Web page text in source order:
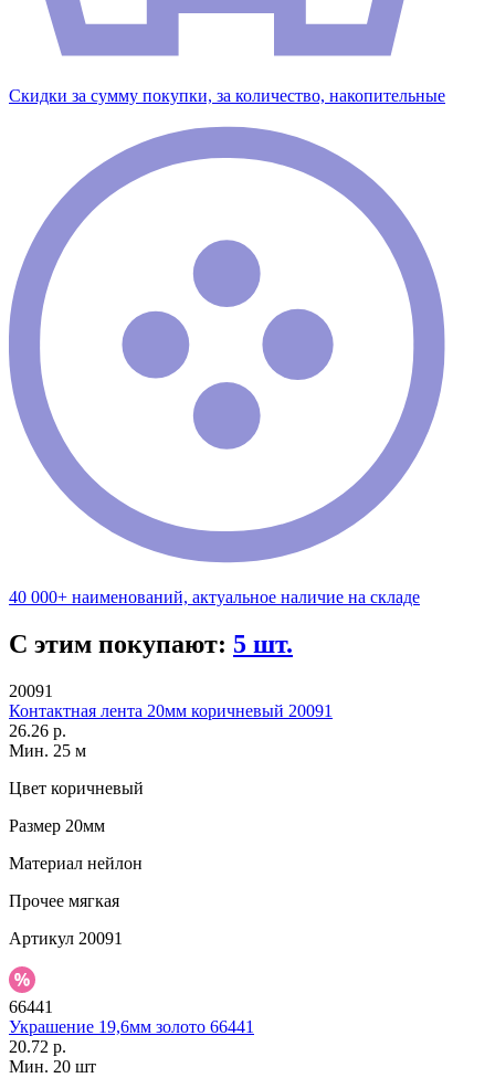
Скидки за сумму покупки, за количество, накопительные
40 000+ наименований, актуальное наличие на складе
С этим покупают: 5 шт.
20091
Контактная лента 20мм коричневый 20091
26.26 р.
Мин. 25 м
Цвет коричневый
Размер 20мм
Материал нейлон
Прочее мягкая
Артикул 20091
66441
Украшение 19,6мм золото 66441
20.72 р.
Мин. 20 шт